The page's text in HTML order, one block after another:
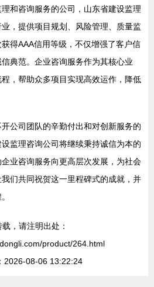
和咨询服务的公司，山东省建设监理
，提供项目规划、风险管理、质量监
得AAA信用等级，不仅增强了客户信
典范。企业咨询服务作为其核心业
，帮助众多项目实现高效运作，降低
公司团队的辛勤付出和对创新服务的
监理咨询公司将继续秉持诚信为本的
业咨询服务向更高层次发展，为社会
们共同祝贺这一里程碑式的成就，并
，请注明出处：
product/264.html
2026-08-06 13:22:24